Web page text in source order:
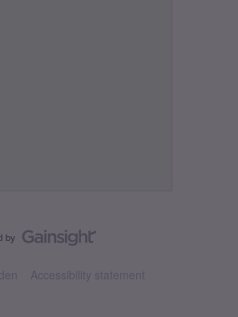
Accessibility statement